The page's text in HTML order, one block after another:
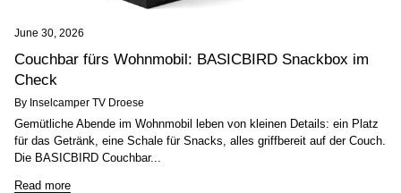
June 30, 2026
Couchbar fürs Wohnmobil: BASICBIRD Snackbox im
Check
By Inselcamper TV Droese
Gemütliche Abende im Wohnmobil leben von kleinen Details: ein Platz
für das Getränk, eine Schale für Snacks, alles griffbereit auf der Couch.
Die BASICBIRD Couchbar...
Read more